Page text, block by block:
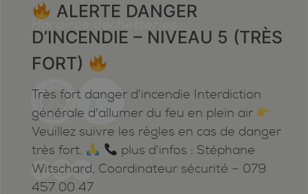
Horaires déchetteries
ALERTE DANGER
D’INCENDIE – NIVEAU 5 (TRÈS
FORT)
Très fort danger d'incendie Interdiction
générale d'allumer du feu en plein air
Veuillez suivre les règles en cas de danger
très fort.
plus d'infos : Stéphane
Witschard, Coordinateur sécurité – 079
457 00 47